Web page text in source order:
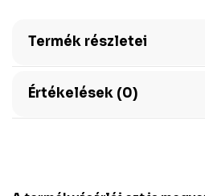
Termék részletei
Értékelések (0)